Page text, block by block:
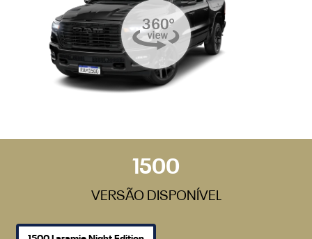
1500
VERSÃO DISPONÍVEL